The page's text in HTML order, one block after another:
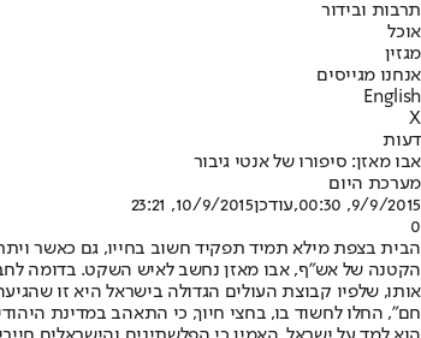
תרבות ובידור
אוכל
מגזין
אנחנו מגייסים
English
X
דעות
אבו מאזן: סיפורו של אנטי גיבור
מערכת היום
9/9/2015, 00:30
,עודכן10/9/2015, 23:21
0
הקטנה של אש"ף, אבו מאזן נחשב לאיש השקט. בדומה
חם", החלו לחשוד בו, בחצי חיוך, כי התאהב במדינת